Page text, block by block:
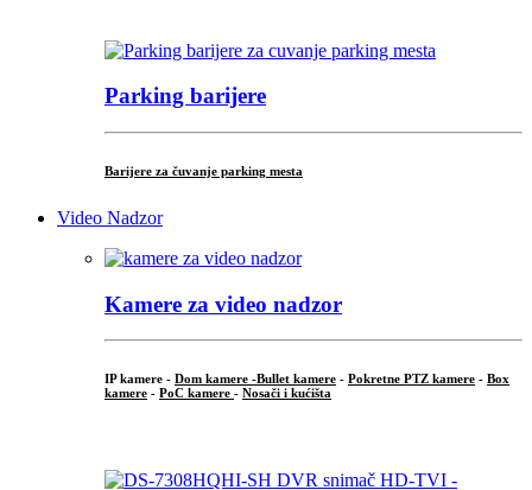
Parking barijere
Barijere za čuvanje parking mesta
Video Nadzor
Kamere za video nadzor
IP kamere - Dom kamere -Bullet kamere - Pokretne PTZ kamere - Box
kamere - PoC kamere - Nosači i kućišta